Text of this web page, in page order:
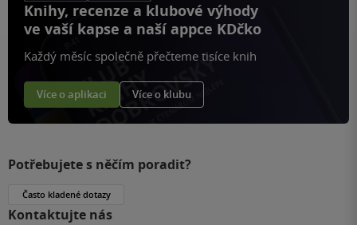
Knihy, recenze a klubové výhody
ve vaší kapse a naší appce KDčko
Každý měsíc společně přečteme tisíce knih
Více o aplikaci Více o klubu
Potřebujete s něčím poradit?
Často kladené dotazy
Kontaktujte nás